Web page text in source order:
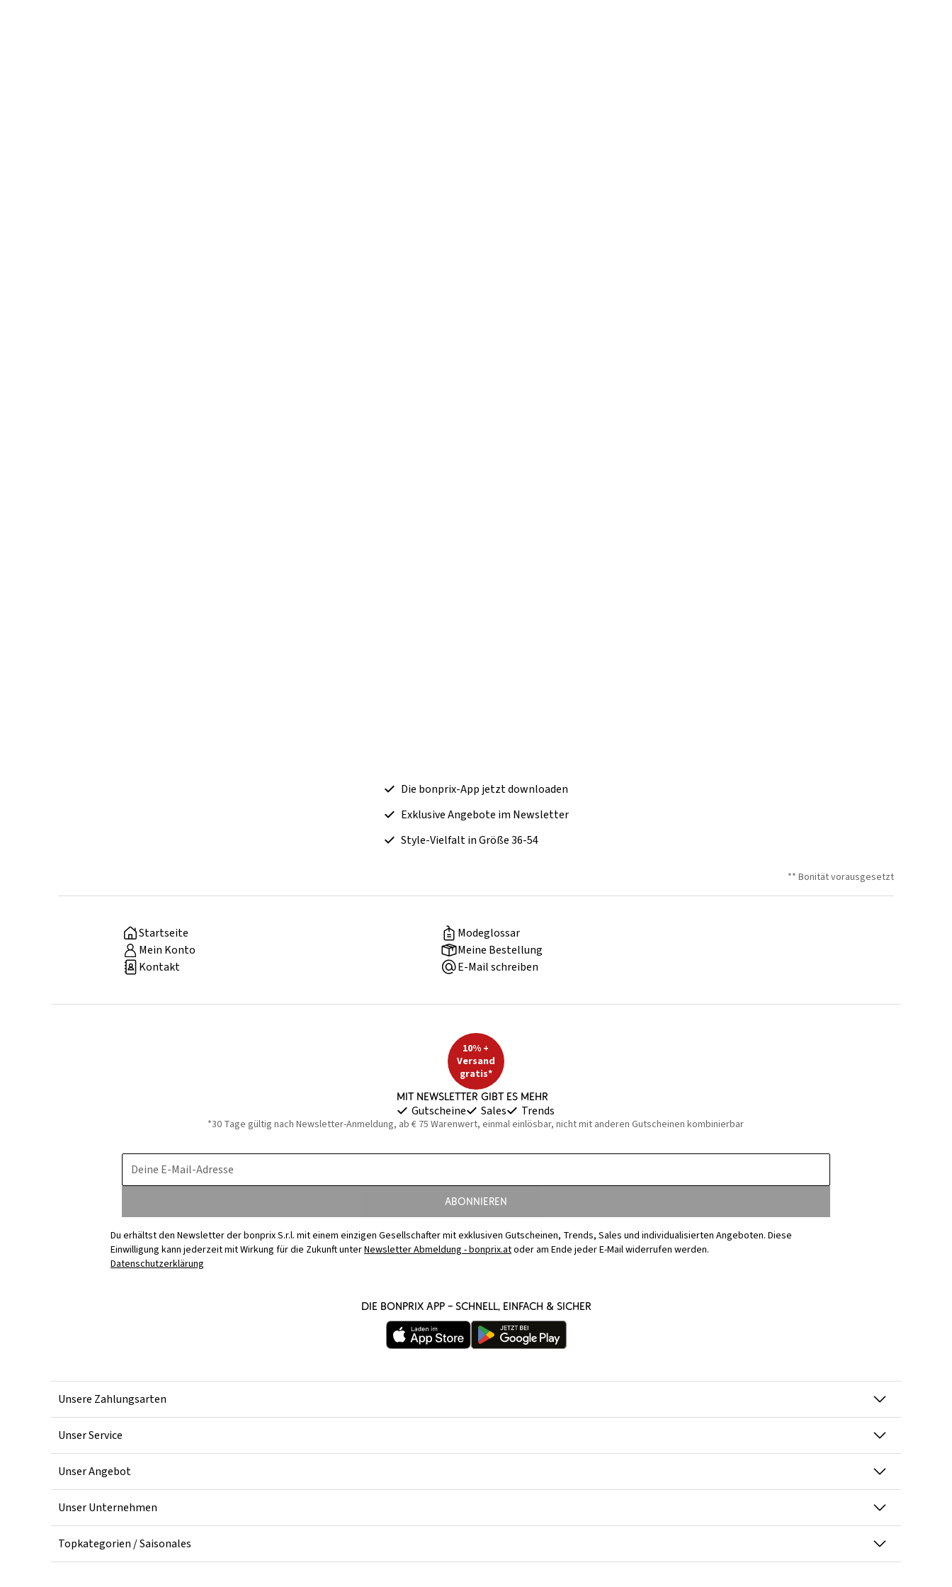
Die bonprix-App jetzt downloaden
Exklusive Angebote im Newsletter
Style-Vielfalt in Größe 36-54
** Bonität vorausgesetzt
Startseite
Modeglossar
Mein Konto
Meine Bestellung
Kontakt
E-Mail schreiben
10% +
Versand
gratis*
Mit Newsletter gibt es mehr
Gutscheine Sales Trends
*30 Tage gültig nach Newsletter-Anmeldung, ab € 75 Warenwert, einmal einlösbar, nicht mit anderen Gutscheinen kombinierbar
Deine E-Mail-Adresse
Abonnieren
Du erhältst den Newsletter der bonprix S.r.l. mit einem einzigen Gesellschafter mit exklusiven Gutscheinen, Trends, Sales und individualisierten Angeboten. Diese
Einwilligung kann jederzeit mit Wirkung für die Zukunft unterNewsletter Abmeldung - bonprix.atoder am Ende jeder E-Mail widerrufen werden.
Datenschutzerklärung
Die bonprix App – schnell, einfach & sicher
Unsere Zahlungsarten
Unser Service
Unser Angebot
Unser Unternehmen
Topkategorien / Saisonales